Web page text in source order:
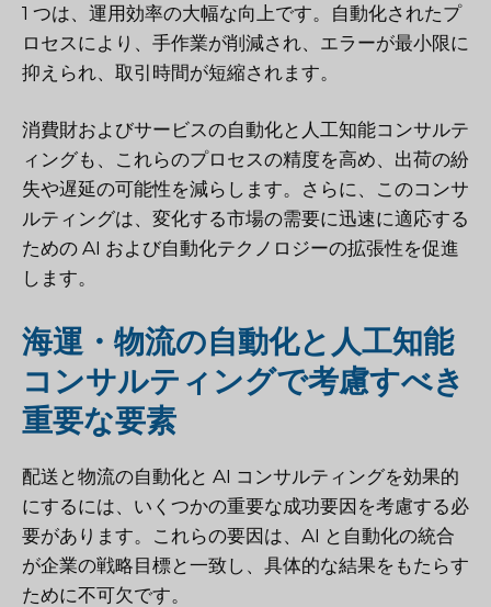
1 つは、運用効率の大幅な向上です。自動化されたプ
ロセスにより、手作業が削減され、エラーが最小限に
抑えられ、取引時間が短縮されます。
消費財およびサービスの自動化と人工知能コンサルテ
ィングも、これらのプロセスの精度を高め、出荷の紛
失や遅延の可能性を減らします。さらに、このコンサ
ルティングは、変化する市場の需要に迅速に適応する
ための AI および自動化テクノロジーの拡張性を促進
します。
海運・物流の自動化と人工知能
コンサルティングで考慮すべき
重要な要素
配送と物流の自動化と AI コンサルティングを効果的
にするには、いくつかの重要な成功要因を考慮する必
要があります。これらの要因は、AI と自動化の統合
が企業の戦略目標と一致し、具体的な結果をもたらす
ために不可欠です。